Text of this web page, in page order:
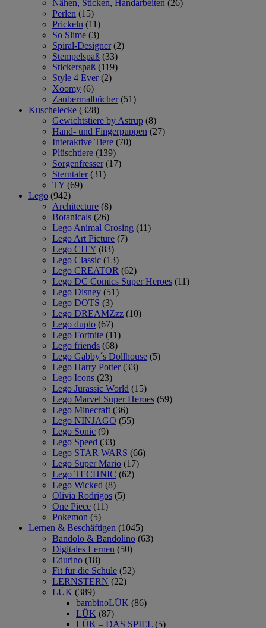
Nähen, Sticken, Handarbeiten (26)
Perlen (15)
Prickeln (11)
So Slime (3)
Spiral-Designer (2)
Stempelspaß (33)
Stickerspaß (119)
Style 4 Ever (2)
Xoomy (6)
Zaubermalbücher (51)
Kuschelecke (328)
Gewichtstiere by Astrup (8)
Hand- und Fingerpuppen (27)
Interaktive Tiere (70)
Plüschtiere (139)
Sorgenfresser (17)
Sterntaler (31)
TY (69)
Lego (942)
Architecture (8)
Botanicals (26)
Lego Animal Crosing (11)
Lego Art Picture (7)
Lego CITY (83)
Lego Classic (13)
Lego CREATOR (62)
Lego DC Comics Super Heroes (11)
Lego Disney (51)
Lego DOTS (3)
Lego DREAMZzz (10)
Lego duplo (67)
Lego Fortnite (11)
Lego friends (68)
Lego Gabby´s Dollhouse (5)
Lego Harry Potter (33)
Lego Icons (23)
Lego Jurassic World (15)
Lego Marvel Super Heroes (59)
Lego Minecraft (36)
Lego NINJAGO (55)
Lego Sonic (9)
Lego Speed (33)
Lego STAR WARS (66)
Lego Super Mario (17)
Lego TECHNIC (62)
Lego Wicked (8)
Olivia Rodrigos (5)
One Piece (11)
Pokemon (5)
Lernen & Beschäftigen (1045)
Bandolo & Bandolino (63)
Digitales Lernen (50)
Edurino (18)
Fit für die Schule (52)
LERNSTERN (22)
LÜK (389)
bambinoLÜK (86)
LÜK (87)
LÜK – DAS SPIEL (5)